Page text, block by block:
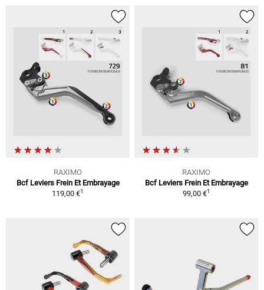
RAXIMO
Bcf Leviers Frein Et Embrayage
119,00 €1
RAXIMO
Bcf Leviers Frein Et Embrayage
99,00 €1